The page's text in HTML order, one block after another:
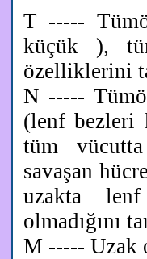
T -----
küçük ),
özelliklerini
N -----
(lenf bezleri
tüm
savaşan
uzakta
olmadığını
M ----- Uzak